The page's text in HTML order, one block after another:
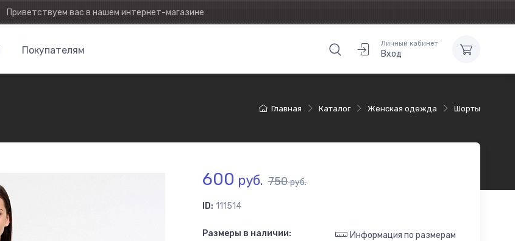
Приветствуем вас в нашем интернет-магазине
Личный кабинет
Вход
Покупателям
Главная Каталог Женская одежда Шорты
600 руб. 750руб.
ID: 111514
Размеры в наличии: Информация по размерам